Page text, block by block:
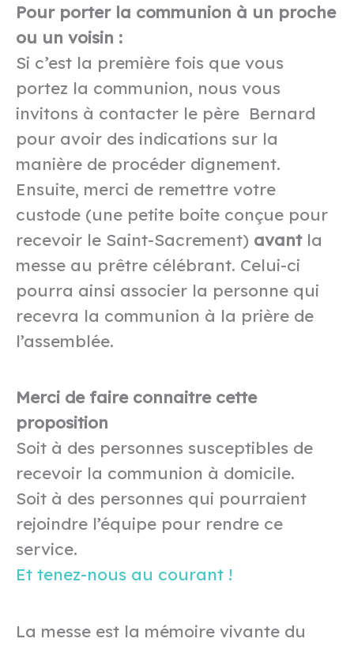
Pour porter la communion à un proche
ou un voisin :
Si c’est la première fois que vous
portez la communion, nous vous
invitons à contacter le père Bernard
pour avoir des indications sur la
manière de procéder dignement.
Ensuite, merci de remettre votre
custode (une petite boite conçue pour
recevoir le Saint-Sacrement) avantla
messe au prêtre célébrant. Celui-ci
pourra ainsi associer la personne qui
recevra la communion à la prière de
l’assemblée.
Merci de faire connaitre cette
proposition
Soit à des personnes susceptibles de
recevoir la communion à domicile.
Soit à des personnes qui pourraient
rejoindre l’équipe pour rendre ce
service.
Et tenez-nous au courant !
La messe est la mémoire vivante du